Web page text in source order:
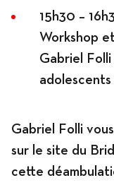
15h30 –
Workshop
Gabriel
Gabriel Folli
sur le site du
cette